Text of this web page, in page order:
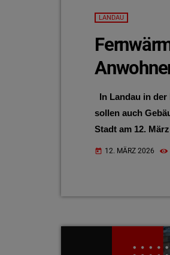
LANDAU
In Landau in
sollen auch
Stadt am 12.
today 12. MÄRZ 2026